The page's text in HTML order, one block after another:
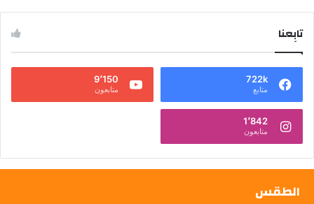
تابِعنا
722k
متابع
9٬150
متابعون
1٬842
متابعون
الطقس